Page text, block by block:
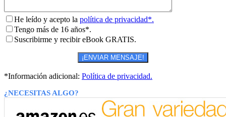
He leído y acepto la política de privacidad*.
Tengo más de 16 años*.
Suscribirme y recibir eBook GRATIS.
*Información adicional: Política de privacidad.
¿NECESITAS ALGO?